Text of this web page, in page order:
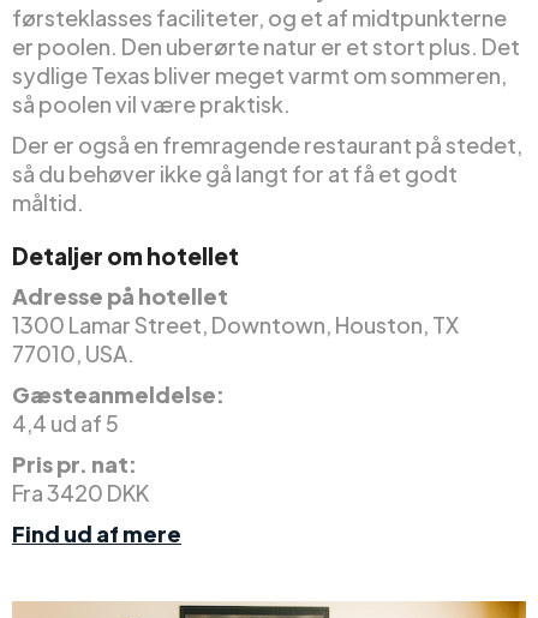
førsteklasses faciliteter, og et af midtpunkterne
er poolen. Den uberørte natur er et stort plus. Det
sydlige Texas bliver meget varmt om sommeren,
så poolen vil være praktisk.
Der er også en fremragende restaurant på stedet,
så du behøver ikke gå langt for at få et godt
måltid.
Detaljer om hotellet
Adresse på hotellet
1300 Lamar Street, Downtown, Houston, TX
77010, USA.
Gæsteanmeldelse:
4,4 ud af 5
Pris pr. nat:
Fra 3420 DKK
Find ud af mere